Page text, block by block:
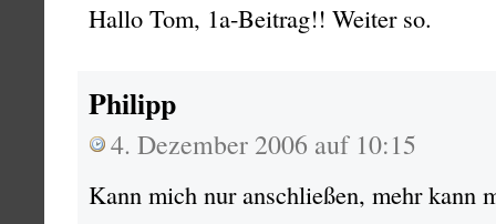
Hallo Tom, 1a-Beitrag!! Weiter so.
Philipp
4. Dezember 2006 auf 10:15
Kann mich nur anschließen, mehr kann